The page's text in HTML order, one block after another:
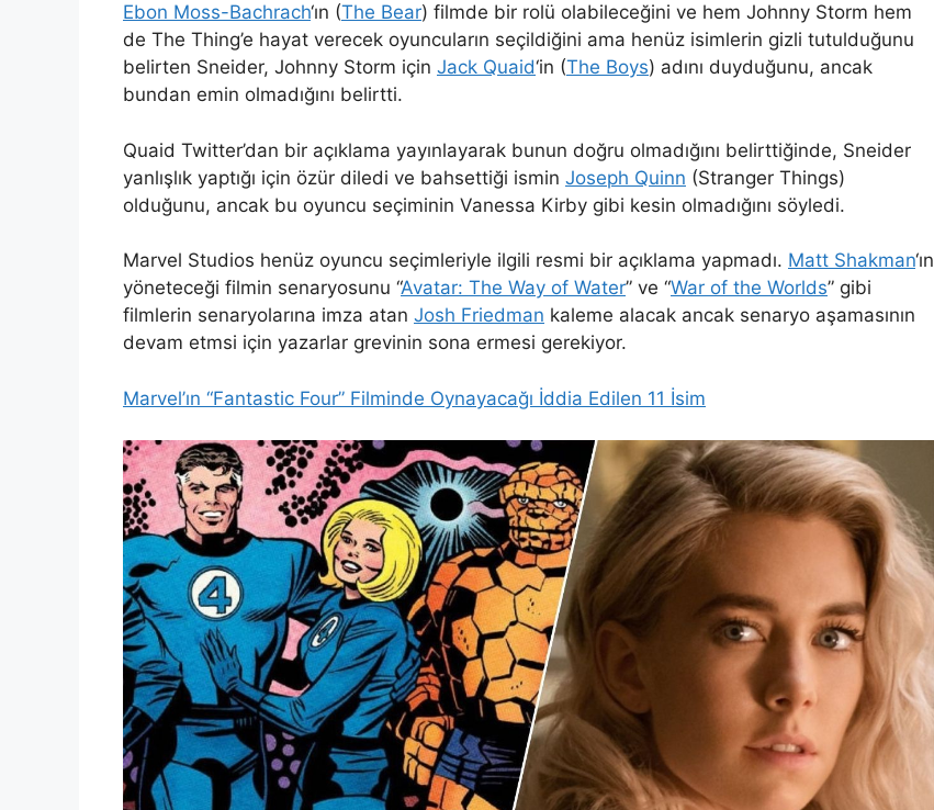
Ebon Moss-Bachrach‘ın (The Bear) filmde bir rolü olabileceğini ve hem Johnny Storm hem
de The Thing’e hayat verecek oyuncuların seçildiğini ama henüz isimlerin gizli tutulduğunu
belirten Sneider, Johnny Storm için Jack Quaid‘in (The Boys) adını duyduğunu, ancak
bundan emin olmadığını belirtti.
Quaid Twitter’dan bir açıklama yayınlayarak bunun doğru olmadığını belirttiğinde, Sneider
yanlışlık yaptığı için özür diledi ve bahsettiği ismin Joseph Quinn (Stranger Things)
olduğunu, ancak bu oyuncu seçiminin Vanessa Kirby gibi kesin olmadığını söyledi.
Marvel Studios henüz oyuncu seçimleriyle ilgili resmi bir açıklama yapmadı. Matt Shakman‘ın
yöneteceği filmin senaryosunu “Avatar: The Way of Water” ve “War of the Worlds” gibi
filmlerin senaryolarına imza atan Josh Friedman kaleme alacak ancak senaryo aşamasının
devam etmsi için yazarlar grevinin sona ermesi gerekiyor.
Marvel’ın “Fantastic Four” Filminde Oynayacağı İddia Edilen 11 İsim